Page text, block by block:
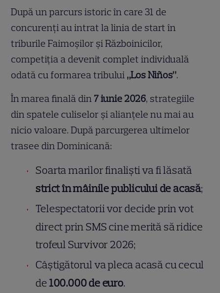
După un parcurs istoric în care 31 de
concurenți au intrat la linia de start în
triburile Faimoșilor și Războinicilor,
competiția a devenit complet individuală
odată cu formarea tribului „Los Niños”.
În marea finală din 7 iunie 2026, strategiile
din spatele culiselor și alianțele nu mai au
nicio valoare. După parcurgerea ultimelor
trasee din Dominicană:
Soarta marilor finaliști va fi lăsată
strict în mâinile publicului de acasă;
Telespectatorii vor decide prin vot
direct prin SMS cine merită să ridice
trofeul Survivor 2026;
Câștigătorul va pleca acasă cu cecul
de100.000 de euro.